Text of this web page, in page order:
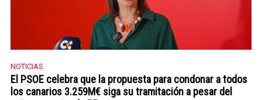
NOTICIAS
El PSOE celebra que la propuesta para condonar a todos
los canarios 3.259M€ siga su tramitación a pesar del